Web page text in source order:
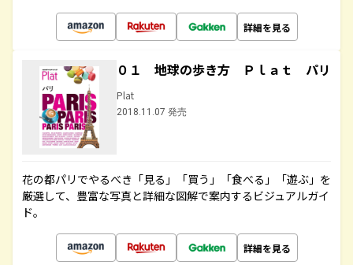
詳細を見る
０１ 地球の歩き方 Ｐｌａｔ パリ
Plat
2018.11.07 発売
花の都パリでやるべき「見る」「買う」「食べる」「遊ぶ」を
厳選して、豊富な写真と詳細な図解で案内するビジュアルガイ
ド。
詳細を見る